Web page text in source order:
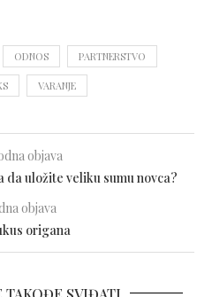
ODNOS PARTNERSTVO
VARANJE
objava
da uložite veliku sumu novca?
objava
origana